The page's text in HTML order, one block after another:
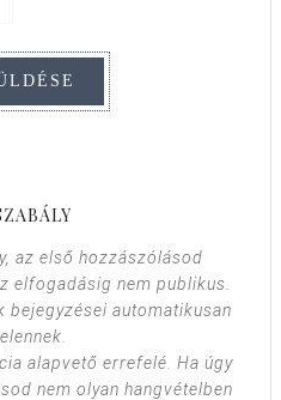
az első hozzászólásod
elfogadásig nem publikus.
bejegyzései automatikusan
alapvető errefelé. Ha úgy
nem olyan hangvételben